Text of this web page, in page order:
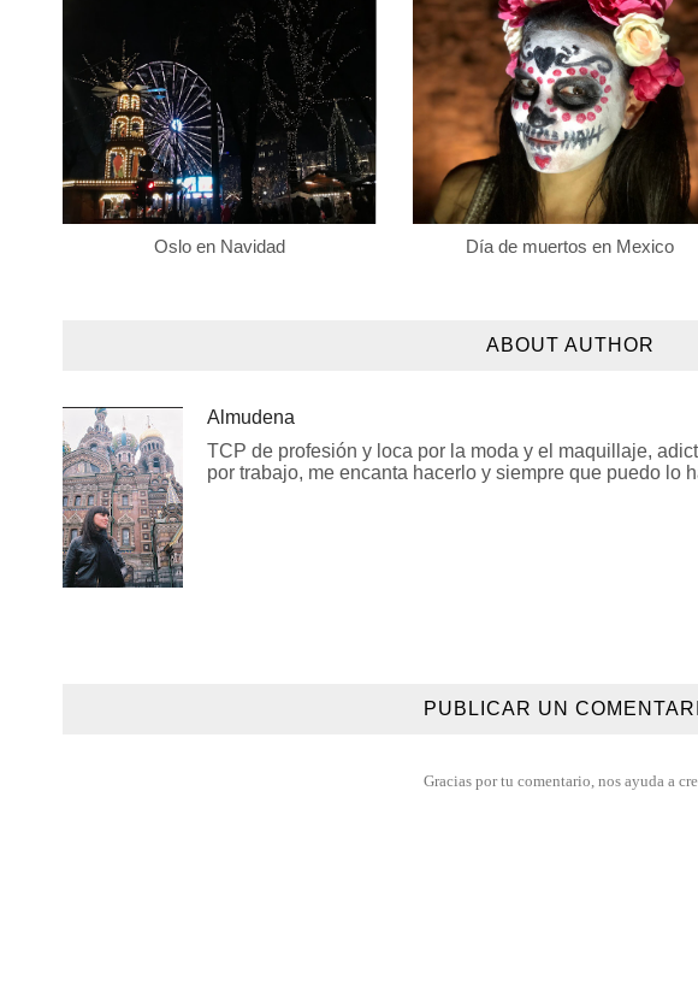
Oslo en Navidad Día de muertos en Mexico
ABOUT AUTHOR
Almudena
TCP de profesión y loca por la moda y el maquillaje,
por trabajo, me encanta hacerlo y siempre que puedo lo
PUBLICAR UN
Gracias por tu comentario, nos ayuda a